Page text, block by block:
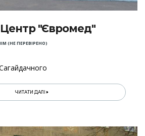
"Євромед"
(НЕ ПЕРЕВІРЕНО)
ЧИТАТИ ДАЛІ